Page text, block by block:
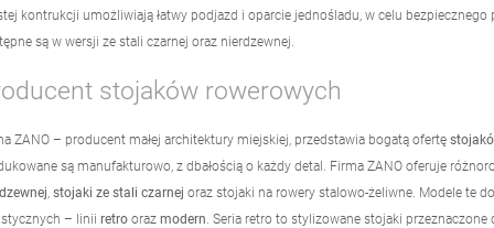
kontrukcji umożliwiają łatwy podjazd i oparcie jednośladu, w celu bezpiecznego
są w wersji ze stali czarnej oraz nierdzewnej.
stojaków rowerowych
ZANO – producent małej architektury miejskiej, przedstawia bogatą ofertę
są manufakturowo, z dbałością o każdy detal. Firma ZANO oferuje
, stojaki ze stali czarnej oraz stojaki na rowery stalowo-żeliwne. Modele te
– linii retro oraz modern. Seria retro to stylizowane stojaki